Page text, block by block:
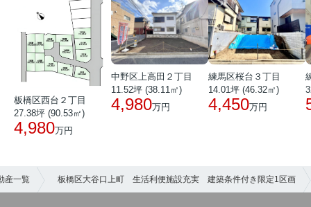
板橋区西台２丁目
27.38坪 (90.53㎡)
4,980万円
中野区上高田２丁目
11.52坪 (38.11㎡)
4,980万円
練馬区桜台３丁目
14.01坪 (46.32㎡)
4,450万円
産一覧 板橋区大谷口上町 生活利便施設充実 建築条件付き限定1区画